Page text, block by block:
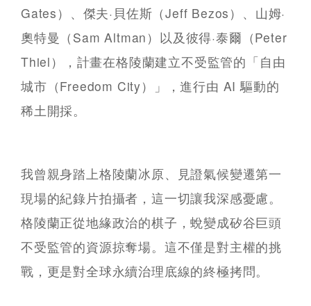
Gates）、傑夫·貝佐斯（Jeff Bezos）、山姆·
奧特曼（Sam Altman）以及彼得·泰爾（Peter
Thiel），計畫在格陵蘭建立不受監管的「自由
城市（Freedom City）」，進行由 AI 驅動的
稀土開採。
我曾親身踏上格陵蘭冰原、見證氣候變遷第一
現場的紀錄片拍攝者，這一切讓我深感憂慮。
格陵蘭正從地緣政治的棋子，蛻變成矽谷巨頭
不受監管的資源掠奪場。這不僅是對主權的挑
戰，更是對全球永續治理底線的終極拷問。